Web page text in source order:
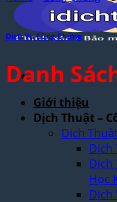
Giới thiệu
Dịch Thuật –
Dịch
Dịch
Dịch
Học
Dịch
Dịch Vụ Công Chứng
Danh